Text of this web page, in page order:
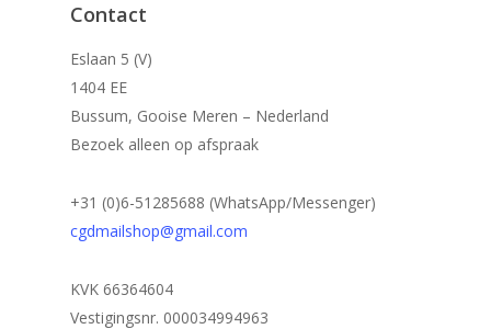
Contact
Eslaan 5 (V)
1404 EE
Bussum, Gooise Meren – Nederland
Bezoek alleen op afspraak
+31 (0)6-51285688 (WhatsApp/Messenger)
cgdmailshop@gmail.com
KVK 66364604
Vestigingsnr. 000034994963